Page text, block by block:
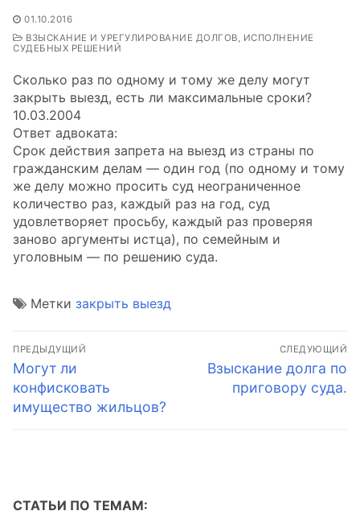
01.10.2016
ВЗЫСКАНИЕ И УРЕГУЛИРОВАНИЕ ДОЛГОВ, ИСПОЛНЕНИЕ
СУДЕБНЫХ РЕШЕНИЙ
Сколько раз по одному и тому же делу могут
закрыть выезд, есть ли максимальные сроки?
10.03.2004
Ответ адвоката:
Срок действия запрета на выезд из страны по
гражданским делам — один год (по одному и тому
же делу можно просить суд неограниченное
количество раз, каждый раз на год, суд
удовлетворяет просьбу, каждый раз проверяя
заново аргументы истца), по семейным и
уголовным — по решению суда.
Метки закрыть выезд
Навигация
по
записям
ПРЕДЫДУЩИЙ
Предыдущая
запись:
Могут ли
конфисковать
имущество жильцов?
СЛЕДУЮЩИЙ
Следующая
запись:
Взыскание долга по
приговору суда.
СТАТЬИ ПО ТЕМАМ: